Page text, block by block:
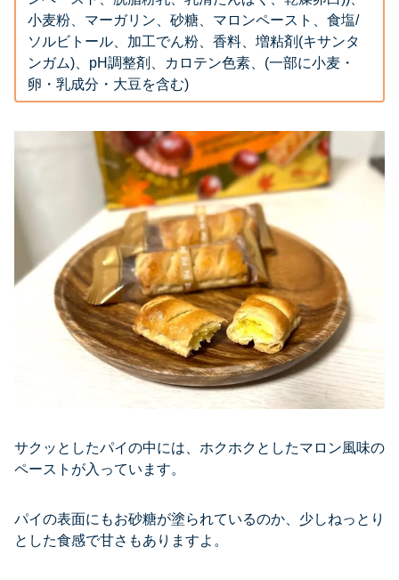
小麦粉、マーガリン、砂糖、マロンペースト、食塩/
ソルビトール、加工でん粉、香料、増粘剤(キサンタ
ンガム)、pH調整剤、カロテン色素、(一部に小麦・
卵・乳成分・大豆を含む)
サクッとしたパイの中には、ホクホクとしたマロン風味の
ペーストが入っています。
パイの表面にもお砂糖が塗られているのか、少しねっとり
とした食感で甘さもありますよ。